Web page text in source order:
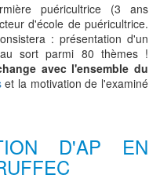
puéricultrice (3 ans
d'école de puéricultrice.
: présentation d'un
sort parmi 80 thèmes !
avec l'ensemble du
et la motivation de l'examiné
D'AP EN